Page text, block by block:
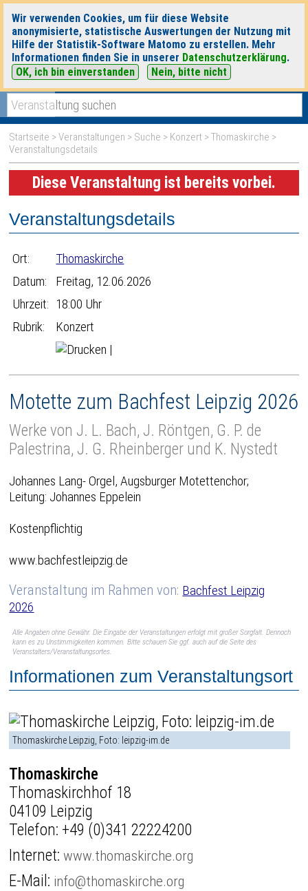
Wir verwenden Cookies, um für diese Website
anonymisierte, statistische Auswertungen der Nutzung mit
Hilfe der Statistik-Software Matomo zu erstellen. Mehr
Informationen finden Sie in unserer Datenschutzerklärung.
OK, ich bin einverstanden
Nein, bitte nicht
heute|morgen|
Startseite >Veranstaltungen > Suche > Konzert >Thomaskirche >
Veranstaltungsdetails
Diese Veranstaltung ist bereits vorbei.
Veranstaltungsdetails
Ort:
Thomaskirche
Datum:
Freitag, 12.06.2026
Uhrzeit: 18:00 Uhr
Rubrik:
Konzert
|
Motette zum Bachfest Leipzig 2026
Werke von J. L. Bach, J. Röntgen, G. P. de
Palestrina, J. G. Rheinberger und K. Nystedt
Johannes Lang- Orgel, Augsburger Motettenchor;
Leitung: Johannes Eppelein
Kostenpflichtig
www.bachfestleipzig.de
Veranstaltung im Rahmen von: Bachfest Leipzig
2026
Alle Angaben ohne Gewähr. Die Eingabe der Veranstaltungen erfolgt mit großer Sorgfalt. Dennoch
kann es zu Unstimmigkeiten kommen. Bitte schauen Sie ggf. auch auf die Seite des
Veranstalters/Veranstaltungsortes.
Informationen zum Veranstaltungsort
Thomaskirche Leipzig, Foto: leipzig-im.de
Thomaskirche
Thomaskirchhof 18
04109 Leipzig
Telefon: +49 (0)341 22224200
Internet:www.thomaskirche.org
E-Mail: info@thomaskirche.org